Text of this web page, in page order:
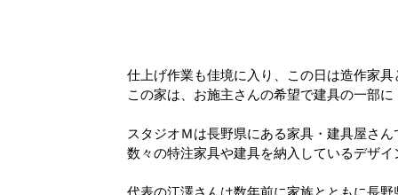
仕上げ作業も佳境に入り、この日は造作家
この家は、お施主さんの希望で建具の一部
スタジオＭは長野県にある家具・建具屋さ
数々の特注家具や建具を納入しているデザ